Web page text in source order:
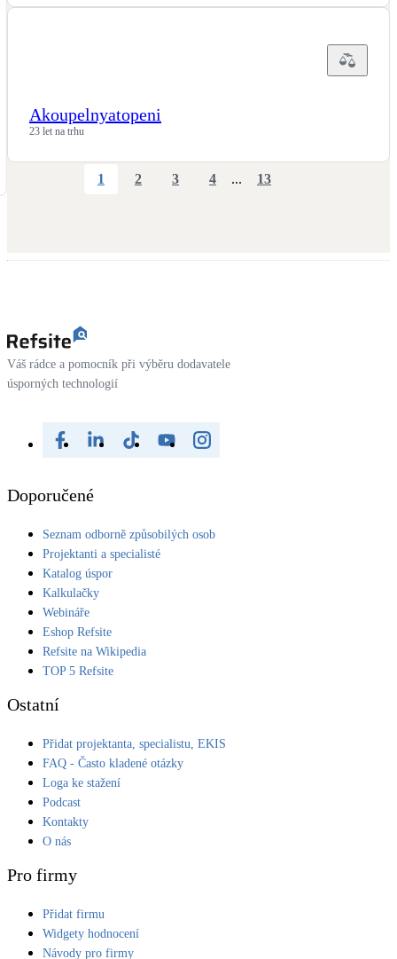
Akoupelnyatopeni
23 let na trhu
1 2 3 4 ... 13
Váš rádce a pomocník při výběru dodavatele
úsporných technologií
Doporučené
Seznam odborně způsobilých osob
Projektanti a specialisté
Katalog úspor
Kalkulačky
Webináře
Eshop Refsite
Refsite na Wikipedia
TOP 5 Refsite
Ostatní
Přidat projektanta, specialistu, EKIS
FAQ - Často kladené otázky
Loga ke stažení
Podcast
Kontakty
O nás
Pro firmy
Přidat firmu
Widgety hodnocení
Návody pro firmy